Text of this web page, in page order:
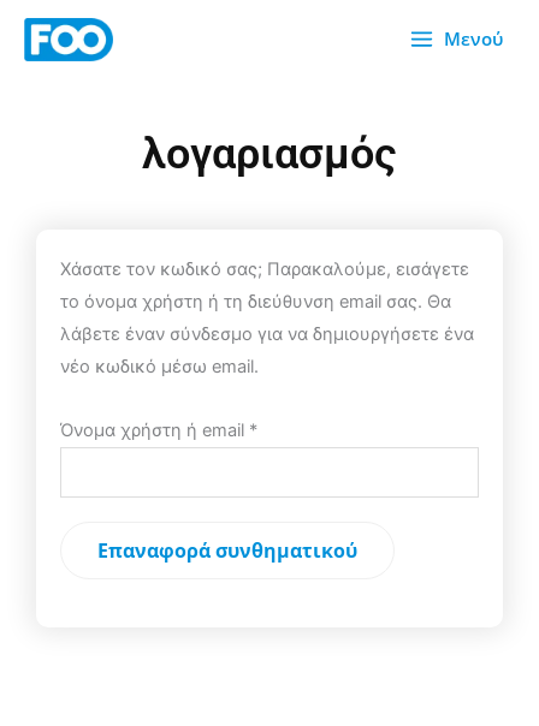
Μετάβαση
Μενού
λογαριασμός
Χάσατε τον κωδικό σας; Παρακαλούμε, εισάγετε
το όνομα χρήστη ή τη διεύθυνση email σας. Θα
λάβετε έναν σύνδεσμο για να δημιουργήσετε ένα
νέο κωδικό μέσω email.
Όνομα χρήστη ή email *
Επαναφορά συνθηματικού